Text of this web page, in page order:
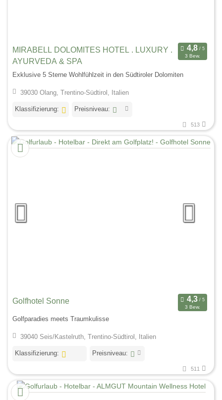
MIRABELL DOLOMITES HOTEL . LUXURY .
AYURVEDA & SPA
3 Bew.
Exklusive 5 Sterne Wohlfühlzeit in den Südtiroler Dolomiten
39030 Olang, Trentino-Südtirol, Italien
Klassifizierung: Preisniveau:
513
Golfhotel Sonne
3 Bew.
Golfparadies meets Traumkulisse
39040 Seis/Kastelruth, Trentino-Südtirol, Italien
Klassifizierung: Preisniveau:
511